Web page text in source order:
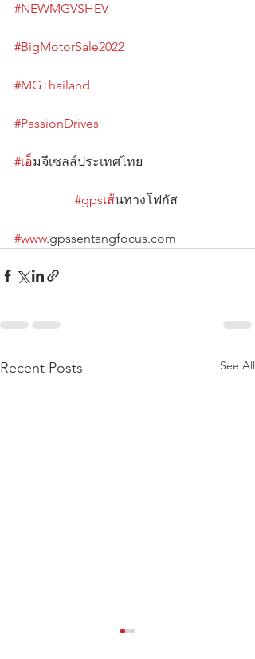
#NEWMGVSHEV
#BigMotorSale2022
#MGThailand
#PassionDrives
#เอ็มจีเซลส์ประเทศไทย
#gpsเส้นทางโฟกัส
#www.gpssentangfocus.com
Recent Posts See All